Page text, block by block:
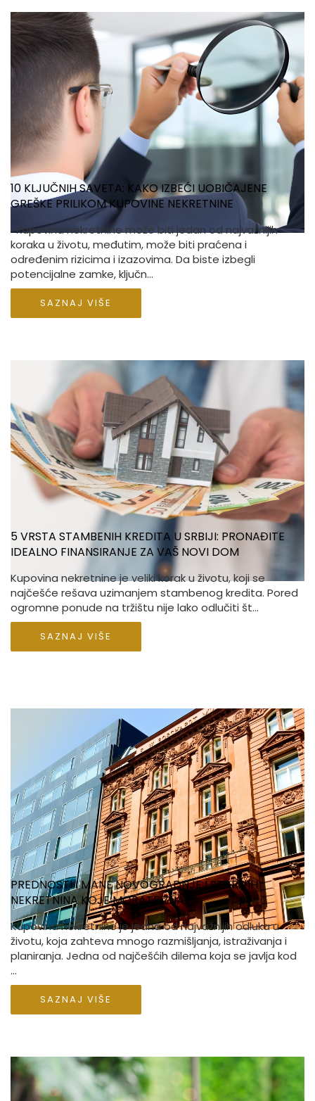
10 KLJUČNIH SAVETA: KAKO IZBEĆI UOBIČAJENE
GREŠKE PRILIKOM KUPOVINE NEKRETNINE
Kupovina nekretnine može biti jedan od najvažnijih
koraka u životu, međutim, može biti praćena i
određenim rizicima i izazovima. Da biste izbegli
potencijalne zamke, ključn...
SAZNAJ VIŠE
5 VRSTA STAMBENIH KREDITA U SRBIJI: PRONAĐITE
IDEALNO FINANSIRANJE ZA VAŠ NOVI DOM
Kupovina nekretnine je veliki korak u životu, koji se
najčešće rešava uzimanjem stambenog kredita. Pored
ogromne ponude na tržištu nije lako odlučiti št...
SAZNAJ VIŠE
PREDNOSTI I MANE NOVOGRADNJE I STARIJIH
NEKRETNINA KOJE MORATE ZNATI
Kupovina nekretnine je jedna od najvažnijih odluka u
životu, koja zahteva mnogo razmišljanja, istraživanja i
planiranja. Jedna od najčešćih dilema koja se javlja kod
...
SAZNAJ VIŠE